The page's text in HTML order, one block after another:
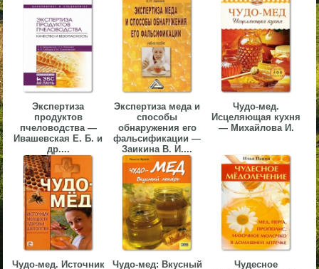
Экспертиза
продуктов
пчеловодства —
Ивашевская Е. Б. и
др....
Экспертиза меда и
способы
обнаружения его
фальсификации —
Заикина В. И....
Чудо-мед.
Исцеляющая кухня
— Михайлова И.
Чудо-мед. Источник
Чудо-мед: Вкусный
Чудесное
▼
▼